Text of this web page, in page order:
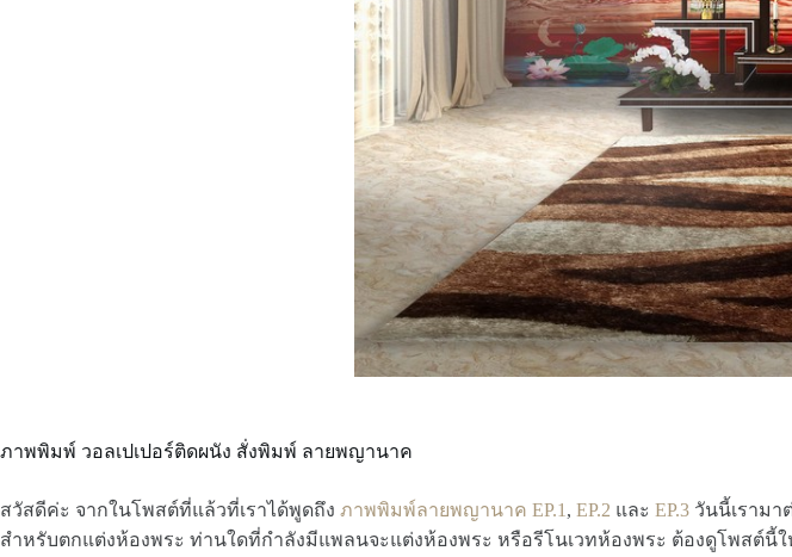
ภาพพิมพ์ วอลเปเปอร์ติดผนัง สั่งพิมพ์ ลายพญานาค
สวัสดีค่ะ จากในโพสต์ที่แล้วที่เราได้พูดถึง ภาพพิมพ์ลายพญานาค EP.1 , EP.2 และ EP.3 วันนี้เรามา
สำหรับตกแต่งห้องพระ ท่านใดที่กำลังมีแพลนจะแต่งห้องพระ หรือรีโนเวทห้องพระ ต้องดูโพสต์